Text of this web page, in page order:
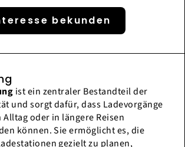
bekunden
ist ein zentraler Bestandteil der
und sorgt dafür, dass Ladevorgänge
oder in längere Reisen
können. Sie ermöglicht es, die
gezielt zu planen,